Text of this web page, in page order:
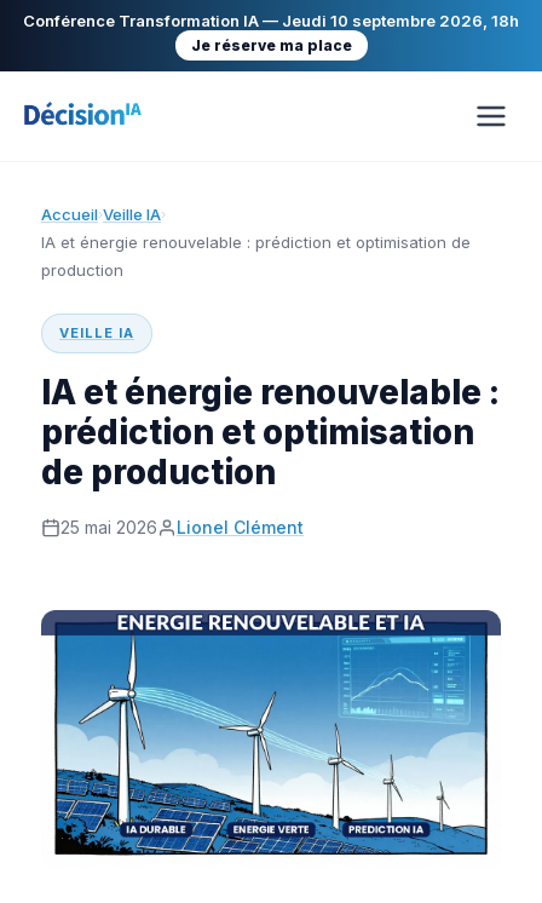
Conférence Transformation IA — Jeudi 10 septembre 2026, 18h
Je réserve ma place
Accueil›Veille IA›
IA et énergie renouvelable : prédiction et optimisation de
production
VEILLE IA
IA et énergie renouvelable :
prédiction et optimisation
de production
25 mai 2026 Lionel Clément